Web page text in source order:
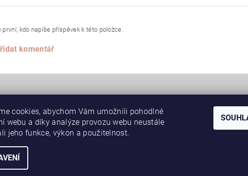
první, kdo napíše příspěvek k této položce.
komentář
| SAPELI posuvné dveře do pouzdra JAP JAP skryté
práva vyhrazena
cookies, abychom Vám umožnili pohodlné
webu a díky analýze provozu webu neustále
jeho funkce, výkon a použitelnost.